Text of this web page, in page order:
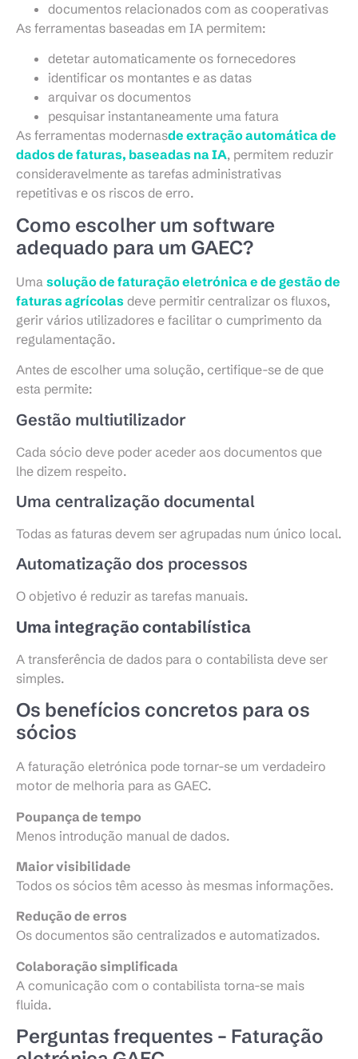
documentos relacionados com as cooperativas
As ferramentas baseadas em IA permitem:
detetar automaticamente os fornecedores
identificar os montantes e as datas
arquivar os documentos
pesquisar instantaneamente uma fatura
As ferramentas modernasde extração automática de
dados de faturas, baseadas na IA, permitem reduzir
consideravelmente as tarefas administrativas
repetitivas e os riscos de erro.
Como escolher um software
adequado para um GAEC?
Uma solução de faturação eletrónica e de gestão de
faturas agrícolas deve permitir centralizar os fluxos,
gerir vários utilizadores e facilitar o cumprimento da
regulamentação.
Antes de escolher uma solução, certifique-se de que
esta permite:
Gestão multiutilizador
Cada sócio deve poder aceder aos documentos que
lhe dizem respeito.
Uma centralização documental
Todas as faturas devem ser agrupadas num único local.
Automatização dos processos
O objetivo é reduzir as tarefas manuais.
Uma integraçãocontabilística
A transferência de dados para o contabilista deve ser
simples.
Os benefícios concretos para os
sócios
A faturação eletrónica pode tornar-se um verdadeiro
motor de melhoria para as GAEC.
Poupança de tempo
Menos introdução manual de dados.
Maior visibilidade
Todos os sócios têm acesso às mesmas informações.
Redução de erros
Os documentos são centralizados e automatizados.
Colaboração simplificada
A comunicação com o contabilista torna-se mais
fluida.
Perguntas frequentes – Faturação